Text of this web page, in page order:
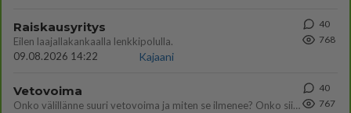
Raiskausyritys
Eilen laajallakankaalla lenkkipolulla.
09.08.2026 14:22
Kajaani
40
768
Vetovoima
Onko välillänne suuri vetovoima ja miten se ilmenee? Onko siitä haittaa?
40
767